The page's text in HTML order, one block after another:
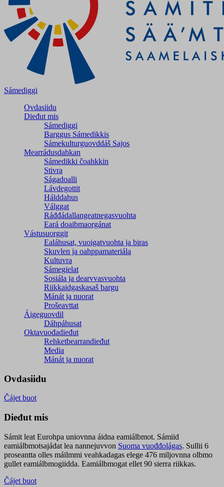
Sámediggi
Ovdasiidu
Dieđut mis
Sámediggi
Barggus Sámedikkis
Sámekulturguovddáš Sajos
Mearrádusdahkan
Sámedikki čoahkkin
Stivra
Ságadoalli
Lávdegottit
Hálddahus
Válggat
Ráđđádallangeatnegas­vuohta
Eará doaibmaorgánat
Vástusuorggit
Ealáhusat, vuoigatvuohta ja biras
Skuvlen ja oahppamateriála
Kultuvra
Sámegielat
Sosiála ja dearvvasvuohta
Riikkaidgaskasaš bargu
Mánát ja nuorat
Prošeavttat
Áigeguovdil
Dáhpáhusat
Oktavuođadieđut
Rehketbearrandieđut
Media
Mánát ja nuorat
Ovdasiidu
Čájet buot
Dieđut mis
Sámit leat Eurohpa uniovnna áidna eamiálbmot. Sámiid
eamiálbmotsajádat lea nannejuvvon Suoma vuođđolágas. Sullii 6
proseantta olles máilmmi veahkadagas elege 476 miljovnna olbmo
gullet eamiálbmogiidda. Eamiálbmogat ellet 90 sierra riikkas.
Čájet buot